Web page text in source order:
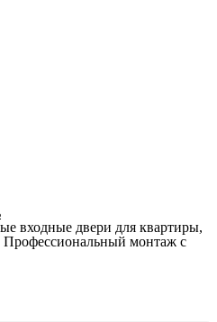
входные двери для квартиры,
Профессиональный монтаж с